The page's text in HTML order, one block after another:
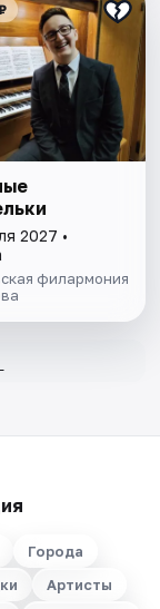
2027 •
филармония
Города
Артисты